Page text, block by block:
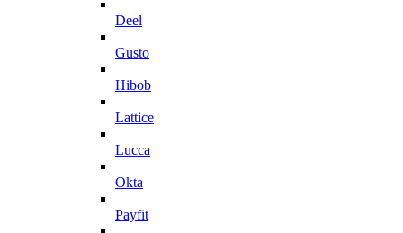
Deel
Gusto
Hibob
Lattice
Lucca
Okta
Payfit